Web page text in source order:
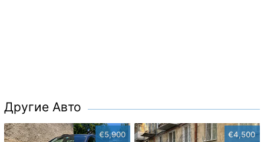
Другие Авто
€5,900 €4,500